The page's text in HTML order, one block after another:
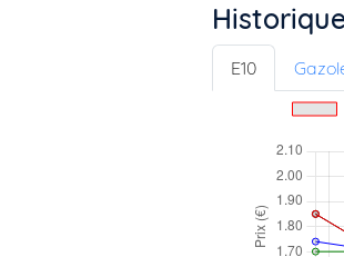
E10